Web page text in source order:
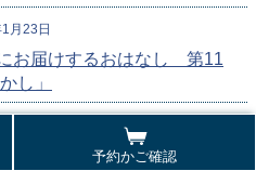
予約かご確認
月23日
お届けするおはなし 第11
し」
お届けするおはなし 第10